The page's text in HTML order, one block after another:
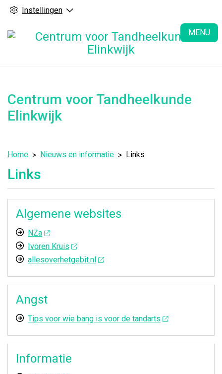
Instellingen
MENU
Centrum voor Tandheelkunde
Elinkwijk
Home Nieuws en informatie Links
Links
Algemene websites
NZa
Ivoren Kruis
allesoverhetgebit.nl
Angst
Tips voor wie bang is voor de tandarts
Informatie